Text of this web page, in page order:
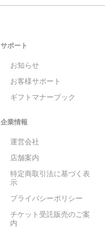
サポート
お知らせ
お客様サポート
ギフトマナーブック
企業情報
運営会社
店舗案内
特定商取引法に基づく表
示
プライバシーポリシー
チケット受託販売のご案
内